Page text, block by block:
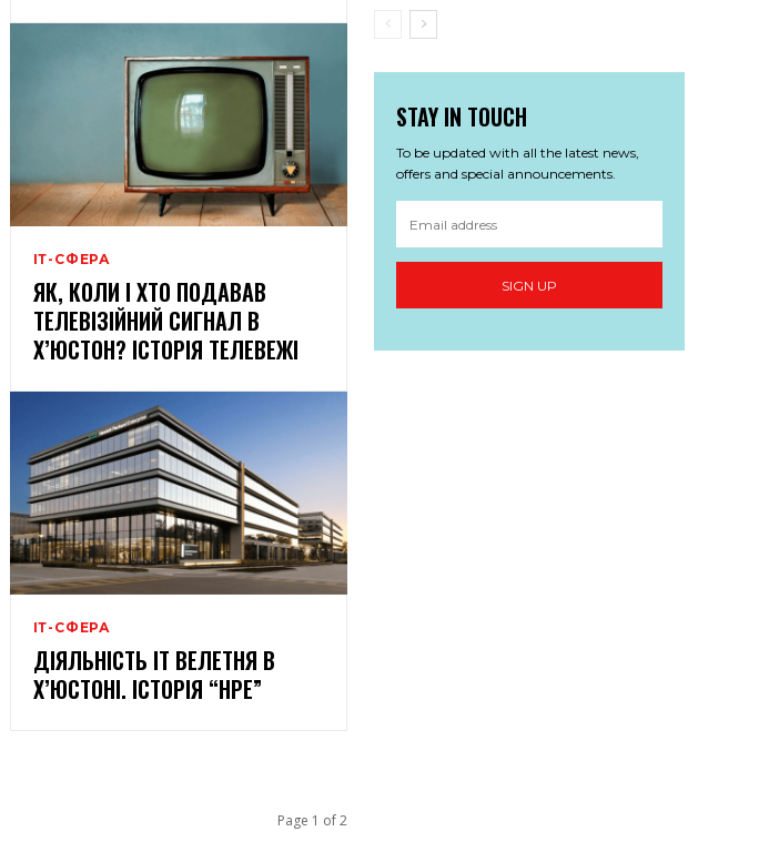
ІТ-СФЕРА
ЯК, КОЛИ І ХТО ПОДАВАВ
ТЕЛЕВІЗІЙНИЙ СИГНАЛ В
Х’ЮСТОН? ІСТОРІЯ ТЕЛЕВЕЖІ
ІТ-СФЕРА
ДІЯЛЬНІСТЬ IT ВЕЛЕТНЯ В
Х’ЮСТОНІ. ІСТОРІЯ “HPE”
Page 1 of 2
STAY IN TOUCH
To be updated with all the latest news,
offers and special announcements.
SIGN UP